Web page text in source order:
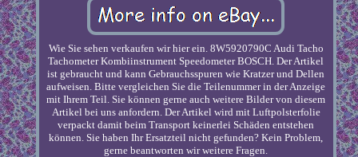
Wie Sie sehen verkaufen wir hier ein. 8W5920790C Audi Tacho
Tachometer Kombiinstrument Speedometer BOSCH. Der Artikel
ist gebraucht und kann Gebrauchsspuren wie Kratzer und Dellen
aufweisen. Bitte vergleichen Sie die Teilenummer in der Anzeige
mit Ihrem Teil. Sie können gerne auch weitere Bilder von diesem
Artikel bei uns anfordern. Der Artikel wird mit Luftpolsterfolie
verpackt damit beim Transport keinerlei Schäden entstehen
können. Sie haben Ihr Ersatzteil nicht gefunden? Kein Problem,
gerne beantworten wir weitere Fragen.